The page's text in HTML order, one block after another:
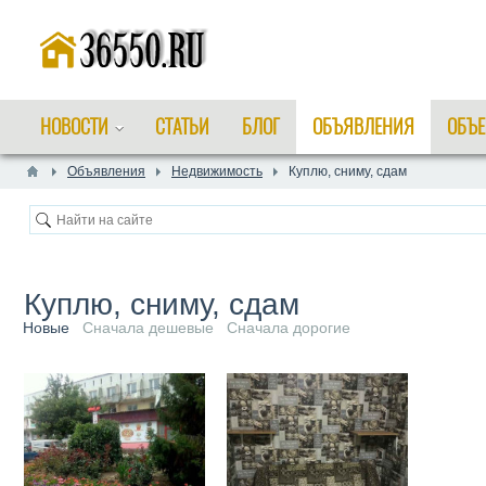
НОВОСТИ СТАТЬИ БЛОГ ОБЪЯВЛЕНИЯ
Объявления Недвижимость Куплю, сниму, сдам
Куплю, сниму, сдам
Новые Сначала дешевые Сначала дорогие